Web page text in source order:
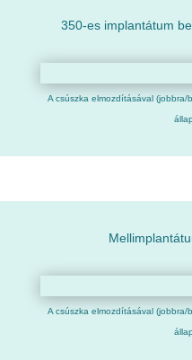
350-es implantátum
A csúszka elmozdításával
A csúszka elmozdításával